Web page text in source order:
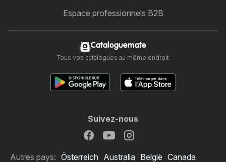
Espace professionnels B2B
Cataloguemate
Tous vos catalogues au même endroit
Suivez-nous
Autres pays: Österreich Australia België Canada